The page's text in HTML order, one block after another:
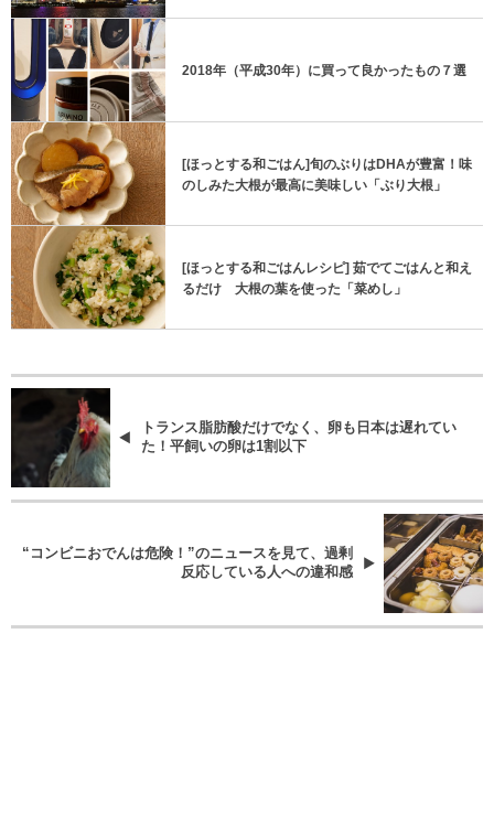
2018年（平成30年）に買って良かったもの７選
[ほっとする和ごはん]旬のぶりはDHAが豊富！味
のしみた大根が最高に美味しい「ぶり大根」
[ほっとする和ごはんレシピ] 茹でてごはんと和え
るだけ 大根の葉を使った「菜めし」
トランス脂肪酸だけでなく、卵も日本は遅れてい
た！平飼いの卵は1割以下
“コンビニおでんは危険！”のニュースを見て、過剰
反応している人への違和感